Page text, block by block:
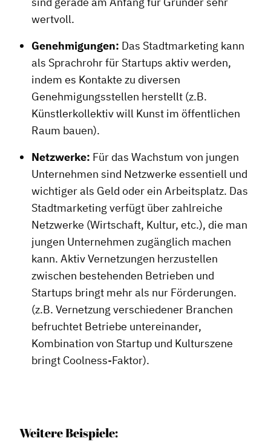
wertvoll.
Genehmigungen: Das Stadtmarketing kann
als Sprachrohr für Startups aktiv werden,
indem es Kontakte zu diversen
Genehmigungsstellen herstellt (z.B.
Künstlerkollektiv will Kunst im öffentlichen
Raum bauen).
Netzwerke: Für das Wachstum von jungen
Unternehmen sind Netzwerke essentiell und
wichtiger als Geld oder ein Arbeitsplatz. Das
Stadtmarketing verfügt über zahlreiche
Netzwerke (Wirtschaft, Kultur, etc.), die man
jungen Unternehmen zugänglich machen
kann. Aktiv Vernetzungen herzustellen
zwischen bestehenden Betrieben und
Startups bringt mehr als nur Förderungen.
(z.B. Vernetzung verschiedener Branchen
befruchtet Betriebe untereinander,
Kombination von Startup und Kulturszene
bringt Coolness-Faktor).
Weitere Beispiele: